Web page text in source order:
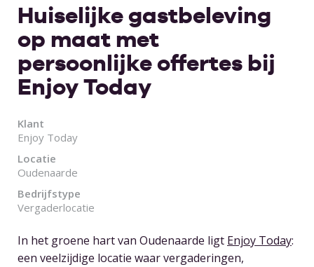
Huiselijke gastbeleving
op maat met
persoonlijke offertes bij
Enjoy Today
Klant
Enjoy Today
Locatie
Oudenaarde
Bedrijfstype
Vergaderlocatie
In het groene hart van Oudenaarde ligt Enjoy Today:
een veelzijdige locatie waar vergaderingen,